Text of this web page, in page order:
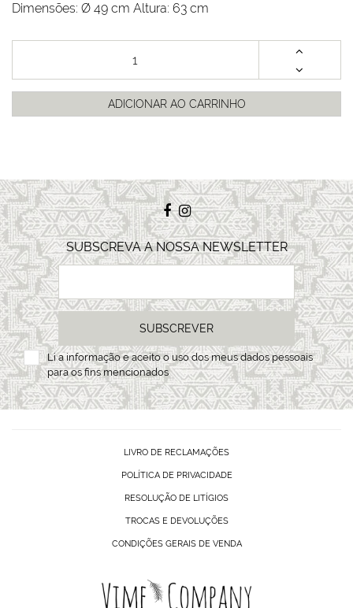
Dimensões: Ø 49 cm Altura: 63 cm
ADICIONAR AO CARRINHO
SUBSCREVA A NOSSA NEWSLETTER
SUBSCREVER
Li ainformaçãoe aceito o uso dos meus dados pessoais
para os fins mencionados
LIVRO DE RECLAMAÇÕES
POLÍTICA DE PRIVACIDADE
RESOLUÇÃO DE LITÍGIOS
TROCAS E DEVOLUÇÕES
CONDIÇÕES GERAIS DE VENDA